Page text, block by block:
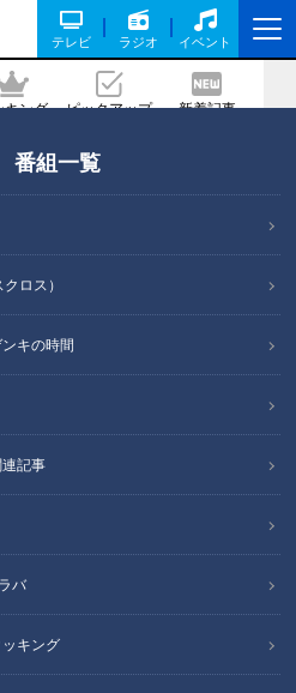
テレビ ラジオ イベント
キング ピックアップ 新着記事
番組一覧
ロス）
キの時間
記事
バ
キング
事に戻る
ならではの理由あり！